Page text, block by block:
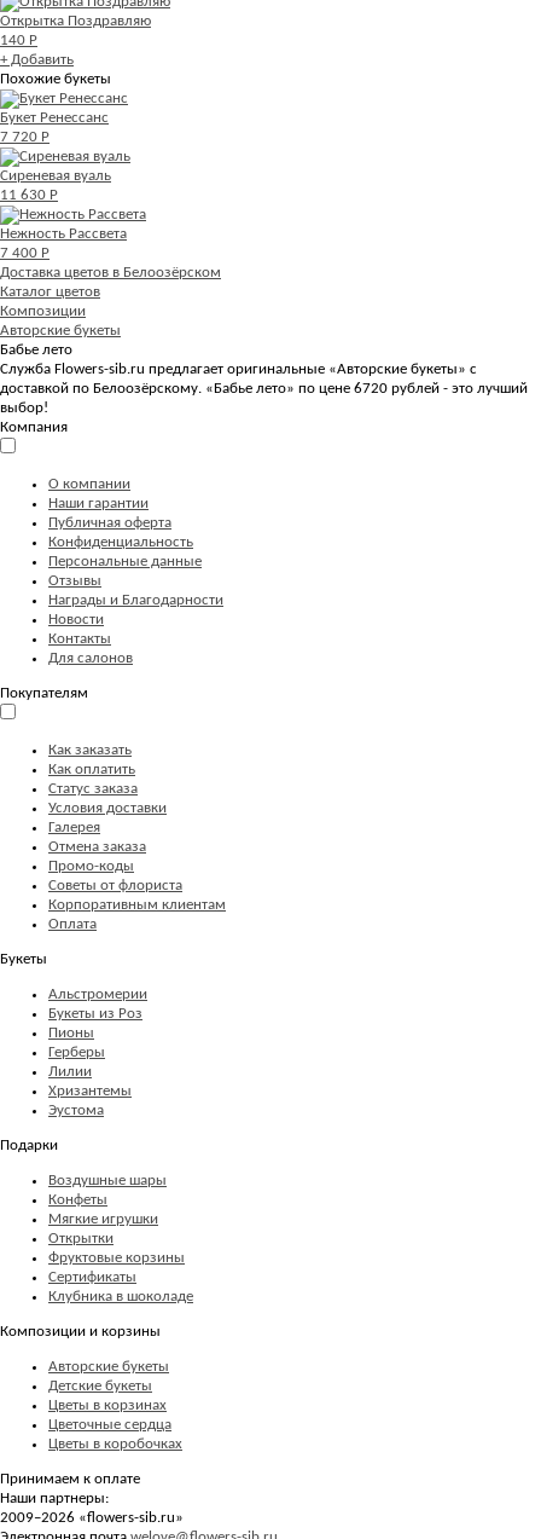
Открытка Поздравляю
140 Р
+ Добавить
Похожие букеты
Букет Ренессанс
7 720 Р
Сиреневая вуаль
11 630 Р
Нежность Рассвета
7 400 Р
Доставка цветов в Белоозёрском
Каталог цветов
Композиции
Авторские букеты
Бабье лето
Служба Flowers-sib.ru предлагает оригинальные «Авторские букеты» с
доставкой по Белоозёрскому. «Бабье лето» по цене 6720 рублей - это лучший
выбор!
Компания
О компании
Наши гарантии
Публичная оферта
Конфиденциальность
Персональные данные
Отзывы
Награды и Благодарности
Новости
Контакты
Для салонов
Покупателям
Как заказать
Как оплатить
Статус заказа
Условия доставки
Галерея
Отмена заказа
Промо-коды
Советы от флориста
Корпоративным клиентам
Оплата
Букеты
Альстромерии
Букеты из Роз
Пионы
Герберы
Лилии
Хризантемы
Эустома
Подарки
Воздушные шары
Конфеты
Мягкие игрушки
Открытки
Фруктовые корзины
Сертификаты
Клубника в шоколаде
Композиции и корзины
Авторские букеты
Детские букеты
Цветы в корзинах
Цветочные сердца
Цветы в коробочках
Принимаем к оплате
Наши партнеры:
2009–2026 «flowers-sib.ru»